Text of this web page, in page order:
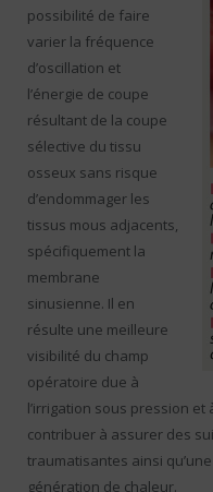
possibilité de faire
varier la fréquence
d’oscillation et
l’énergie de coupe
résultant de la coupe
sélective du tissu
osseux sans risque
d’endommager les
tissus mous adjacents,
spécifiquement la
membrane
sinusienne. Il en
résulte une meilleure
visibilité du champ
opératoire due à
l’irrigation sous pression et
contribuer à assurer des
traumatisantes ainsi
génération de chaleur.